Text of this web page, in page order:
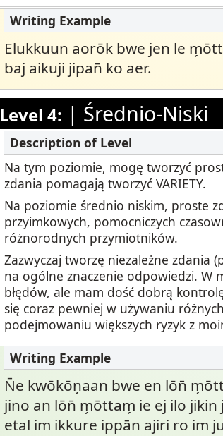
Elukkuun aorōk bwe jen le
baj aikuji jipan̄ ko aer.
Level 4: | Średnio-Niski
Na tym poziomie, mogę tworzyć
zdania pomagają tworzyć VARIETY.
Na poziomie średnio niskim, proste
przyimkowych, pomocniczych
różnorodnych przymiotników.
Zazwyczaj tworzę niezależne zdania
na ogólne znaczenie odpowiedzi. W
błędów, ale mam dość dobrą
się coraz pewniej w używaniu
podejmowaniu większych ryzyk z
N̄e kwōkōn̗aan bwe en lōn̄
jino an lōn̄ m̗ōttam̗ ie ej ilo
etal im ikkure ippān ajiri ro im